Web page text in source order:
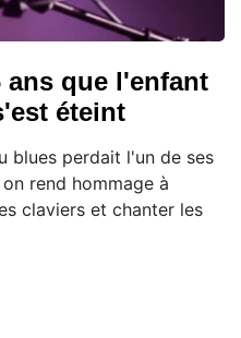
ans que l'enfant
éteint
blues perdait l'un de ses
rend hommage à
claviers et chanter les